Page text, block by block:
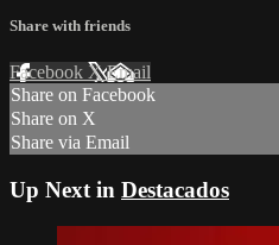
Share with friends
Facebook XEmail
Share on Facebook
Share on X
Share via Email
Up Next in Destacados